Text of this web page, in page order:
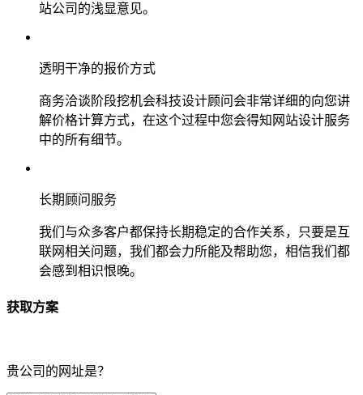
站公司的浅显意见。
透明干净的报价方式
商务洽谈阶段挖机会科技设计顾问会非常详细的向您讲
解价格计算方式，在这个过程中您会得知网站设计服务
中的所有细节。
长期顾问服务
我们与众多客户都保持长期稳定的合作关系，只要是互
联网相关问题，我们都会力所能及帮助您，相信我们都
会感到相识恨晚。
获取方案
贵公司的网址是？